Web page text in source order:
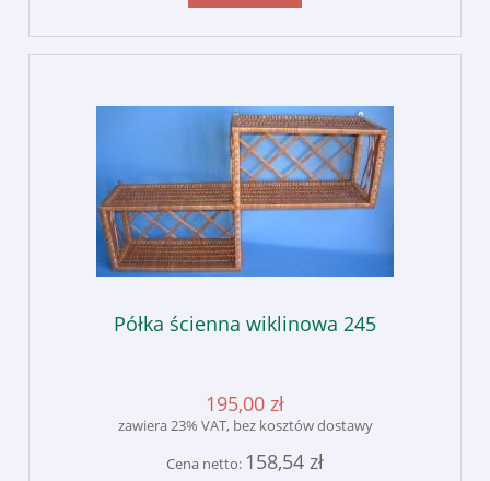
Półka ścienna wiklinowa 245
195,00 zł
zawiera 23% VAT, bez kosztów dostawy
Cena netto: 158,54 zł